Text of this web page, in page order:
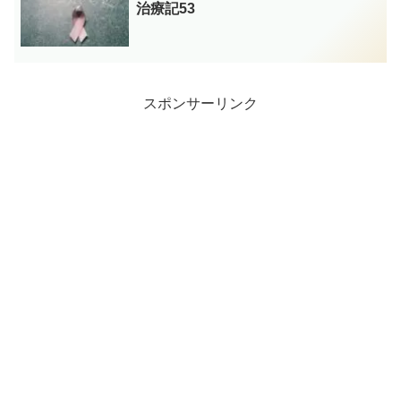
治療記53
スポンサーリンク